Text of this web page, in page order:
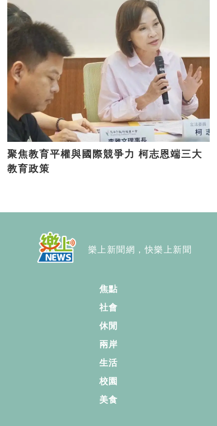
聚焦教育平權與國際競爭力 柯志恩端三大
教育政策
樂上新聞網，快樂上新聞
焦點
社會
休閒
兩岸
生活
校園
美食